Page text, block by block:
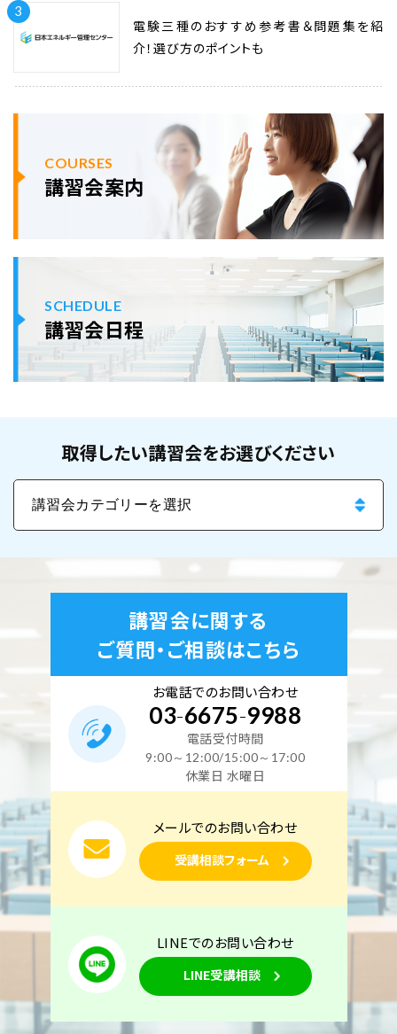
3
電験三種のおすすめ参考書＆問題集を紹
介！選び方のポイントも
COURSES
講習会案内
SCHEDULE
講習会日程
取得したい講習会をお選びください
講習会に関する
ご質問・ご相談はこちら
お電話でのお問い合わせ
03-6675-9988
電話受付時間
9:00～12:00/15:00～17:00
休業日 水曜日
メールでのお問い合わせ
受講相談フォーム
LINEでのお問い合わせ
LINE受講相談